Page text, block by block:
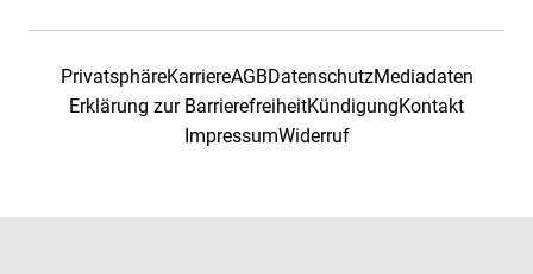
PrivatsphäreKarriereAGBDatenschutzMediadaten
Erklärung zur BarrierefreiheitKündigungKontakt
ImpressumWiderruf